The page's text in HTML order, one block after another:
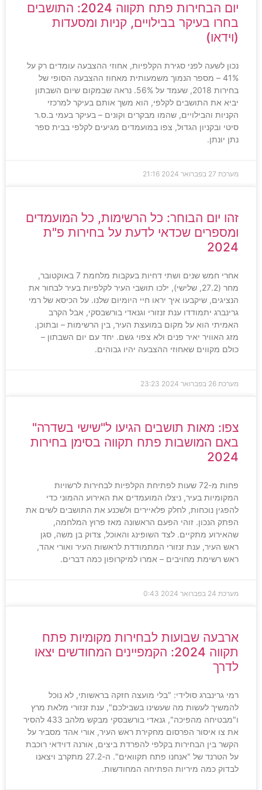
יום הבחירות פתח תקווה 2024: התושבים
בחרו בעיקר בבילויים, קניות ומסעדות
(וידאו)
נכון לשעה לפני סגירת הקלפיות, אחוזי ההצבעה עומדים רק על
41% – מספר הנמוך משמעותית מאחוז ההצבעה הסופי של
בחירות 2018, שעמד על 56%. נראה שבמקום שיום השבתון
יביא את התושבים לקלפי, הוא משך אותם בעיקר למרכזי
הקניות והבילויים, שהמו מבקרים וקונים – בעיקר בעמי ב.ס.ר
סיטי ובקניון הגדול, צפו במועמדים מגיעים לקלפי בבית ספר
נתן יונתן.
מערכת 27 בפברואר 2024 21:16
זהו יום הבוחר: כל הרשימות, כל המועמדים
ומספרים שכדאי לדעת על בחירות פ"ת
2024
אחרי חמש שנים ושתי דחיות בעקבות מלחמת 7 באוקטובר,
מחר (27.2, שלישי), ילכו תושבי העיר לקלפיות בעיר לבחור את
הנציגים, שיקבעו איך יראו חיי היומיום שלנו. על הכיסא של רמי
גרינברג יתמודדו ענת זנזורי וגנאדי בורשבסקי, אבל הקרב
האמיתי הוא על מקום במועצת העיר, בין הרשימות – ובתוכן.
מזג האוויר יאיר פנים ולא צפוי גשם. יחד עם יום השבתון –
כולם מקווים שאחוזי ההצבעה יהיו גבוהים.
מערכת 26 בפברואר 2024 23:23
צפו: מאות תושבים הגיעו ל"שישי בשדרה"
באם המושבות פתח תקווה בסימן בחירות
2024
פחות מ-72 שעות לפתיחת הקלפיות לבחירות לרשויות
המקומיות בעיר, ניצלו המועמדים את האירוע ההמוני כדי
להפגין נוכחות, לחלק פלאיירים ולשכנע את התושבים לשים את
הפתק הנכון. זוהי הפעם הראשונה מאז פרוץ המלחמה,
שהאירוע מתקיים. לצד השופינג והאוכל, צדוק בן משה, סגן
ראש העיר, ענת זנזורי המתמודדת לראשות העיר ואורי אהד,
ראש רשימת מחויבים – אמרו למיקרופון כמה דברים.
מערכת 24 בפברואר 2024 0:43
ארבעה שבועות לבחירות מקומיות פתח
תקווה 2024: הקמפיינים המחודשים יצאו
לדרך
רמי גרינברג סולידי: "בלי מועצה חזקה בראשותי, לא נוכל
להמשיך לעשות מה שעשינו בשבילכם", ענת זנזורי מלאת מרץ
ו"מבטיחה מהפיכה", גנאדי בורשבסקי מבקש מלהב 433 להסיר
את צו איסור הפרסום מחקירת ראש העיר, אורי אהד מסביר על
הקשר בין הבחירות בקלפי להפרדת ביצים, אורנה דוידאי רוכבת
על הטרנד של "אנחנו פתח תקוואים". ה-27.2 מתקרב ויצאנו
לבדוק כמה מיריות הפתיחה המחודשות.